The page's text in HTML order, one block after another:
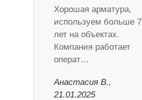
Хорошая арматура,
используем больше 7
лет на объектах.
Компания работает
операт…
Анастасия В.,
21.01.2025